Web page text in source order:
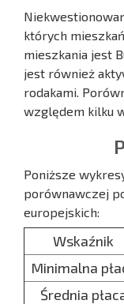
których
mieszkania jest
jest również
rodakami.
względem kilku
Poniższe
porównawczej
europejskich:
Wskaźnik
Minimalna
Średnia